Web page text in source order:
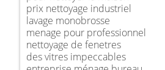
prix nettoyage industriel
lavage monobrosse
menage pour professionnel
nettoyage de fenetres
des vitres impeccables